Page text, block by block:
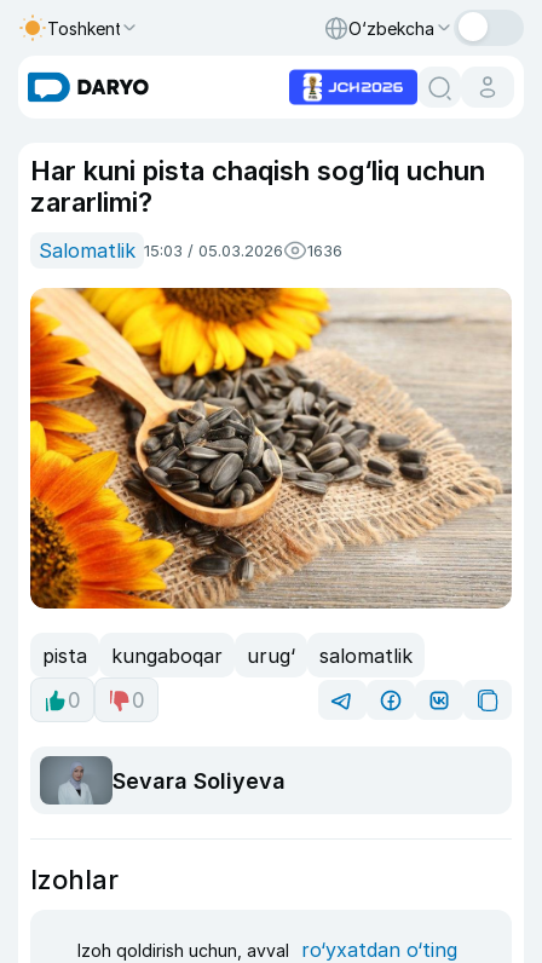
Toshkent O‘zbekcha
Har kuni pista chaqish sog‘liq uchun
zararlimi?
Salomatlik 15:03 / 05.03.2026 1636
pista kungaboqar urug‘
salomatlik
0
0
Sevara Soliyeva
Izohlar
Izoh qoldirish uchun, avval ro‘yxatdan o‘ting